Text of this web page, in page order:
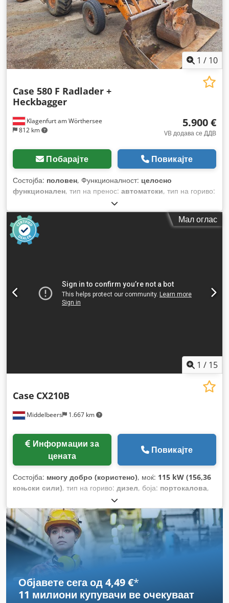
1 / 10
Klagenfurt am Wörthersee
812 km
Case 580 F Radlader +
Heckbagger
5.900 €
VB додава се ДДВ
Побарајте Повикајте
Состојба: половен, Функционалност: целосно
функционален, тип на пренос: автоматски, тип на гориво:
7.500 кг
4x2, прва регистрација:10/1977, Година на изградба:1977,
Опрема:
Мал оглас
1 / 15
Middelbeers 1.667 km
Case CX210B
цената
Повикајте
Состојба: многу добро (користено), моќ: 115 kW (156,36
коњски сили), тип на гориво: дизел, боја: портокалова,
, Година на изградба:
работни часови:15.109 h,
Објавете сега од 4,49 €*
11 милиони купувачи ве очекуваат